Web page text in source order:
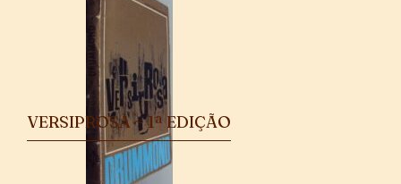
VERSIPROSA ~ 1ª EDIÇÃO